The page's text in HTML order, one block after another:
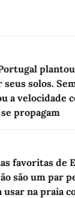
solos.
a velocidade
propagam
favoritas de
são um par
usar na praia